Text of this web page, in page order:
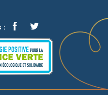
: